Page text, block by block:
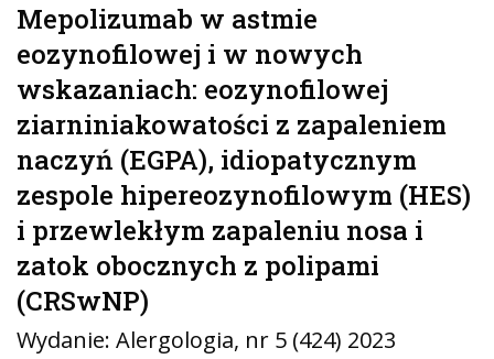
Mepolizumab w astmie
eozynofilowej i w nowych
wskazaniach: eozynofilowej
ziarniniakowatości z zapaleniem
naczyń (EGPA), idiopatycznym
zespole hipereozynofilowym (HES)
i przewlekłym zapaleniu nosa i
zatok obocznych z polipami
(CRSwNP)
Wydanie: Alergologia, nr 5 (424) 2023